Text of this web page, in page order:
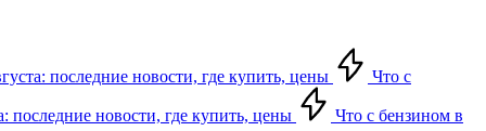
последние новости, где купить, цены Что с
последние новости, где купить, цены
Что с бензином в